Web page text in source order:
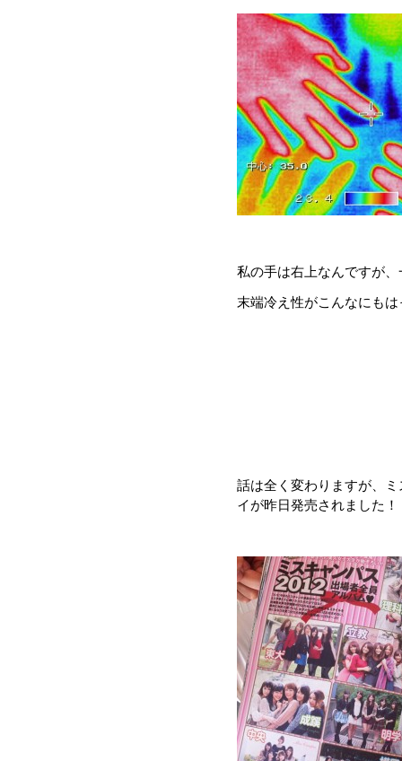
私の手は右上なんですが
末端冷え性がこんなにも
話は全く変わりますが、
イが昨日発売されました！